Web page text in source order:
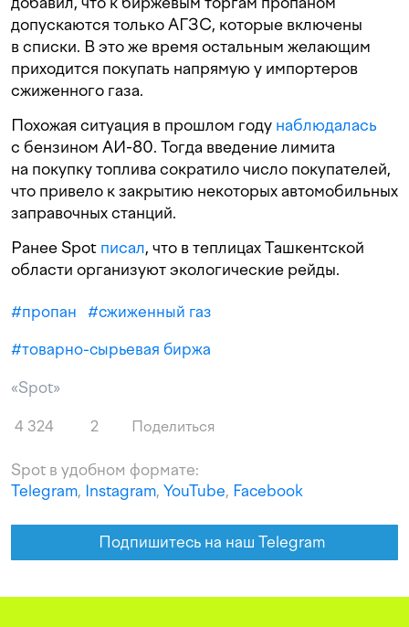
допускаются только АГЗС, которые включены
в списки. В это же время остальным желающим
приходится покупать напрямую у импортеров
сжиженного газа.
Похожая ситуация в прошлом году наблюдалась
с бензином АИ-80. Тогда введение лимита
на покупку топлива сократило число покупателей,
что привело к закрытию некоторых автомобильных
заправочных станций.
Ранее Spot писал, что в теплицах Ташкентской
области организуют экологические рейды.
#пропан #сжиженный газ
#товарно-сырьевая биржа
«Spot»
4 324 2 Поделиться
Spot в удобном формате:
Telegram, Instagram, YouTube, Facebook
Подпишитесь на наш Telegram